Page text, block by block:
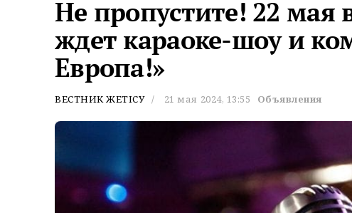
Не пропустите! 22 мая
ждет караоке-шоу и
Европа!»
ВЕСТНИК ЖЕТІСУ 21 мая 2024, 13:55 Объявления